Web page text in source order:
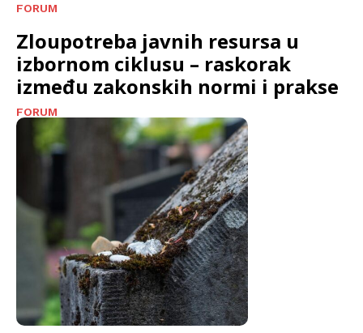
FORUM
Zloupotreba javnih resursa u
izbornom ciklusu – raskorak
između zakonskih normi i prakse
FORUM